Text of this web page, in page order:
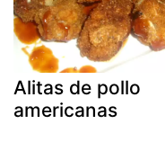
Alitas de pollo
americanas